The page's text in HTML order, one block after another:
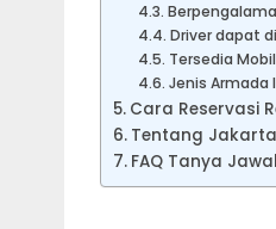
Driver dapat
Tersedia
Jenis Armada
Cara Reservasi
Tentang Jakarta
FAQ Tanya